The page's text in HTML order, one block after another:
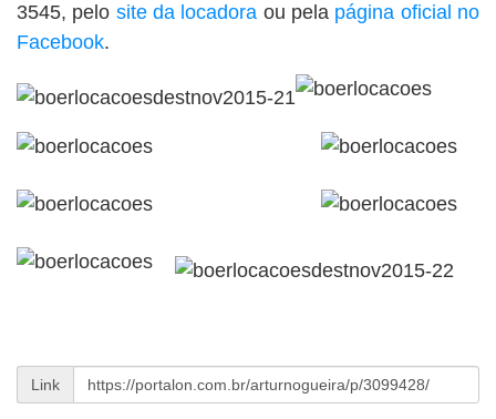
3545, pelo site da locadora ou pela página oficial no
Facebook.
Link